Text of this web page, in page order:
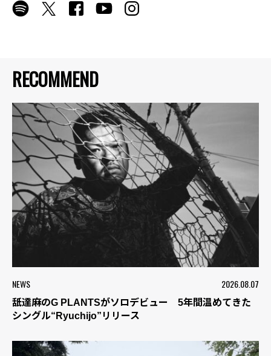
RECOMMEND
NEWS 2026.08.07
舐達麻のG PLANTSがソロデビュー 5年間温めてきた
シングル“Ryuchijo”リリース